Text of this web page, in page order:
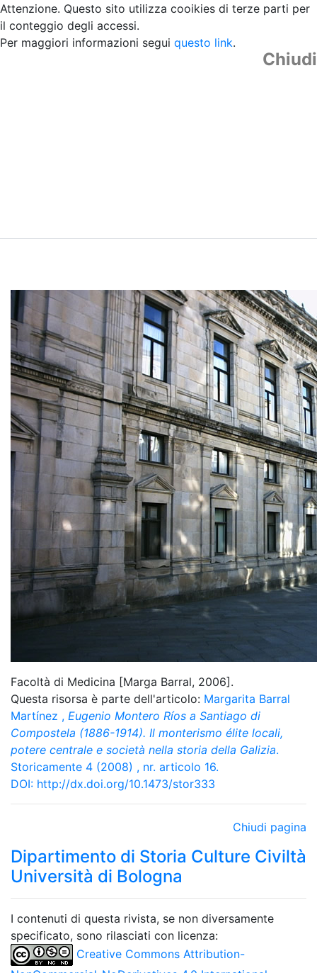
Attenzione. Questo sito utilizza cooikies di terze parti per
il conteggio degli accessi.
Per maggiori informazioni segui questo link.
Chiudi
Facoltà di Medicina [Marga Barral, 2006].
Questa risorsa è parte dell'articolo: Margarita Barral
Martínez , Eugenio Montero Ríos a Santiago di
Compostela (1886-1914). Il monterismo élite locali,
potere centrale e società nella storia della Galizia.
Storicamente 4 (2008) , nr. articolo 16.
DOI: http://dx.doi.org/10.1473/stor333
Chiudi pagina
Dipartimento di Storia Culture Civiltà
Università di Bologna
I contenuti di questa rivista, se non diversamente
specificato, sono rilasciati con licenza:
Creative Commons Attribution-